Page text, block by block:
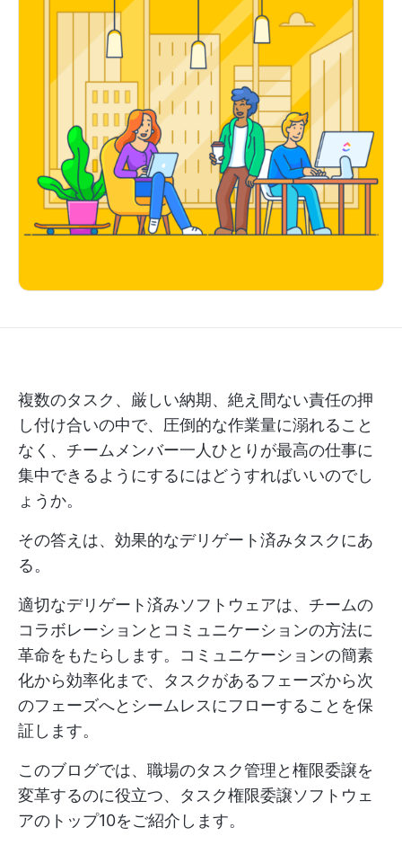
複数のタスク、厳しい納期、絶え間ない責任の押
し付け合いの中で、圧倒的な作業量に溺れること
なく、チームメンバー一人ひとりが最高の仕事に
集中できるようにするにはどうすればいいのでし
ょうか。
その答えは、効果的なデリゲート済みタスクにあ
る。
適切なデリゲート済みソフトウェアは、チームの
コラボレーションとコミュニケーションの方法に
革命をもたらします。コミュニケーションの簡素
化から効率化まで、タスクがあるフェーズから次
のフェーズへとシームレスにフローすることを保
証します。
このブログでは、職場のタスク管理と権限委譲を
変革するのに役立つ、タスク権限委譲ソフトウェ
アのトップ10をご紹介します。